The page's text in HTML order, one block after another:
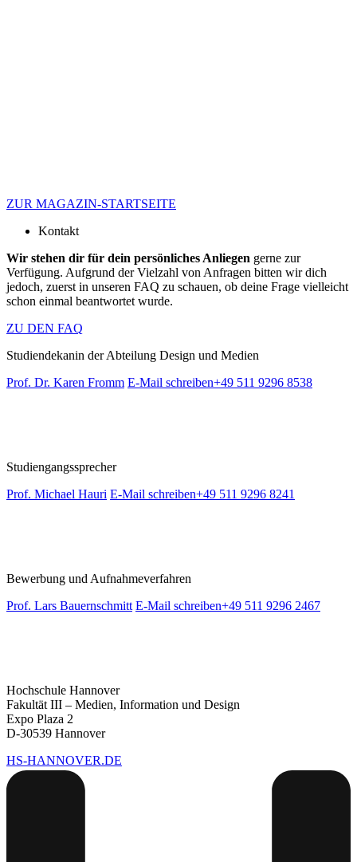
ZUR MAGAZIN-STARTSEITE
Kontakt
Wir stehen dir für dein persönliches Anliegen gerne zur
Verfügung. Aufgrund der Vielzahl von Anfragen bitten wir dich
jedoch, zuerst in unseren FAQ zu schauen, ob deine Frage vielleicht
schon einmal beantwortet wurde.
ZU DEN FAQ
Studiendekanin der Abteilung Design und Medien
Prof. Dr. Karen Fromm E-Mail schreiben+49 511 9296 8538
Studiengangssprecher
Prof. Michael Hauri E-Mail schreiben+49 511 9296 8241
Bewerbung und Aufnahmeverfahren
Prof. Lars Bauernschmitt E-Mail schreiben+49 511 9296 2467
Hochschule Hannover
Fakultät III – Medien, Information und Design
Expo Plaza 2
D-30539 Hannover
HS-HANNOVER.DE